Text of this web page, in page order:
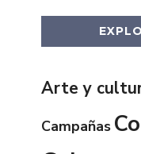
Arte y
Campañas